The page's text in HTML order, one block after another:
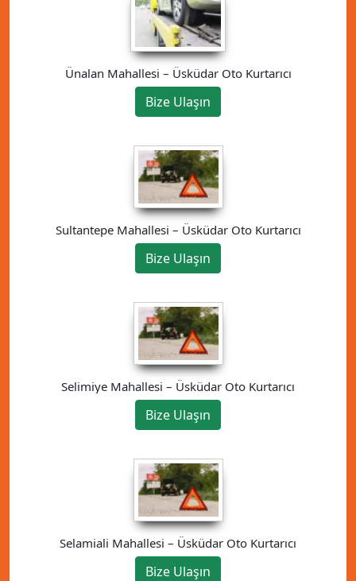
Ünalan Mahallesi – Üsküdar Oto Kurtarıcı
Bize Ulaşın
Sultantepe Mahallesi – Üsküdar Oto Kurtarıcı
Bize Ulaşın
Selimiye Mahallesi – Üsküdar Oto Kurtarıcı
Bize Ulaşın
Selamiali Mahallesi – Üsküdar Oto Kurtarıcı
Bize Ulaşın